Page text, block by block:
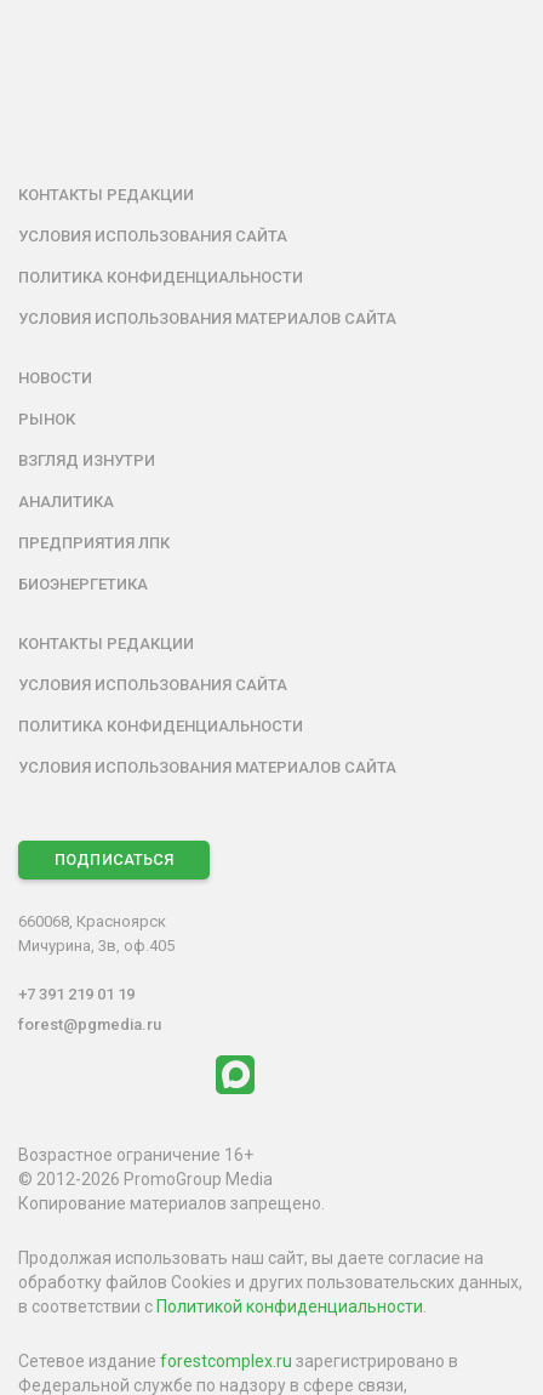
КОНТАКТЫ РЕДАКЦИИ
УСЛОВИЯ ИСПОЛЬЗОВАНИЯ САЙТА
ПОЛИТИКА КОНФИДЕНЦИАЛЬНОСТИ
УСЛОВИЯ ИСПОЛЬЗОВАНИЯ МАТЕРИАЛОВ САЙТА
НОВОСТИ
РЫНОК
ВЗГЛЯД ИЗНУТРИ
АНАЛИТИКА
ПРЕДПРИЯТИЯ ЛПК
БИОЭНЕРГЕТИКА
КОНТАКТЫ РЕДАКЦИИ
УСЛОВИЯ ИСПОЛЬЗОВАНИЯ САЙТА
ПОЛИТИКА КОНФИДЕНЦИАЛЬНОСТИ
УСЛОВИЯ ИСПОЛЬЗОВАНИЯ МАТЕРИАЛОВ САЙТА
ПОДПИСАТЬСЯ
660068, Красноярск
Мичурина, 3в, оф.405
+7 391 219 01 19
forest@pgmedia.ru
Возрастное ограничение 16+
© 2012-2026 PromoGroup Media
Копирование материалов запрещено.
Продолжая использовать наш сайт, вы даете согласие на
обработку файлов Cookies и других пользовательских данных,
в соответствии с Политикой конфиденциальности
Сетевое издание forestcomplex.ru зарегистрировано в
Федеральной службе по надзору в сфере связи,